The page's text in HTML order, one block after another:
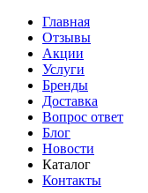
Главная
Отзывы
Акции
Услуги
Бренды
Доставка
Вопрос ответ
Блог
Новости
Каталог
Контакты